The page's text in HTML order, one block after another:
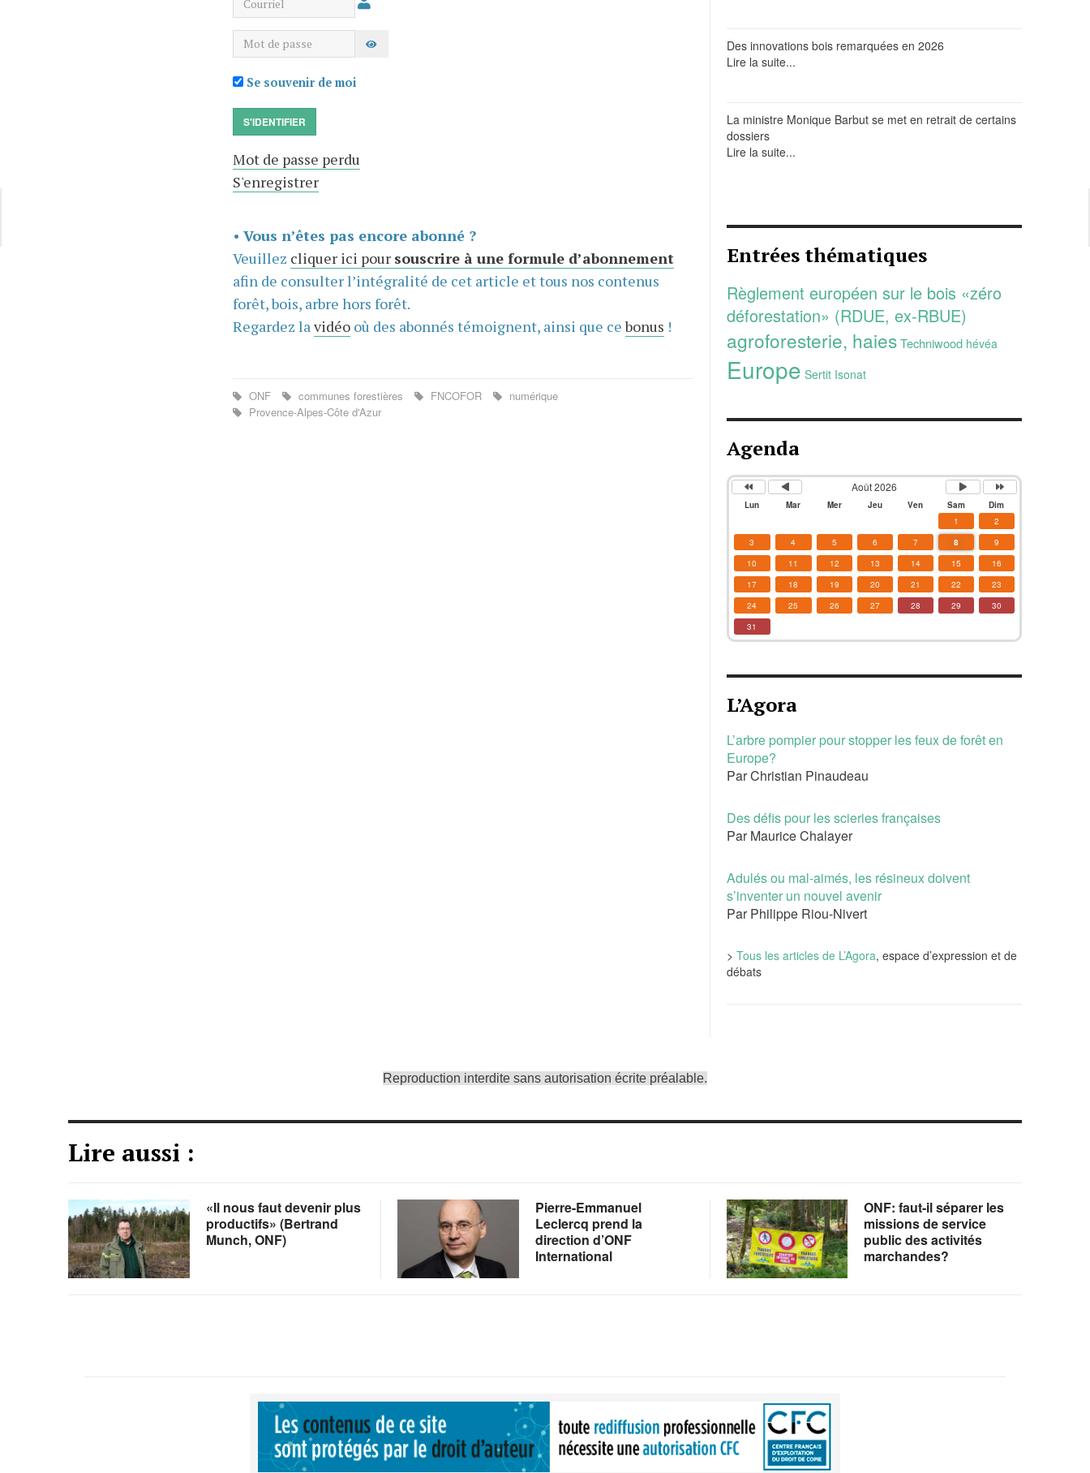
Mot de passe AFFICHER LE MOT DE PASSE
Se souvenir de moi
S'IDENTIFIER
Mot de passe perdu
S'enregistrer
• Vous n’êtes pas encore abonné ?
Veuillez cliquer ici pour souscrire à une formule d’abonnement
afin de consulter l’intégralité de cet article et tous nos contenus
forêt, bois, arbre hors forêt.
Regardez la vidéooù des abonnés témoignent, ainsi que cebonus !
ONF communes forestières FNCOFOR
numérique
Provence-Alpes-Côte d'Azur
Des innovations bois remarquées en 2026
Lire la suite...
La ministre Monique Barbut se met en retrait de certains
dossiers
Lire la suite...
Entrées thématiques
Règlement européen sur le bois «zéro
déforestation» (RDUE, ex-RBUE)
agroforesterie, haies Techniwood hévéa
Europe Sertit Isonat
Agenda
Août 2026
Lun Mar Mer Jeu Ven Sam
Dim
1
2
3
4 5 6 7 8
9
10
11 12 13 14 15
16
17
18 19 20 21 22
23
24
25 26 27 28 29
30
31
L’Agora
L’arbre pompier pour stopper les feux de forêt en
Europe?
Par Christian Pinaudeau
Des défis pour les scieries françaises
Par Maurice Chalayer
Adulés ou mal-aimés, les résineux doivent
s’inventer un nouvel avenir
Par Philippe Riou-Nivert
> Tous les articles de L’Agora, espace d’expression et de
débats
Reproduction interdite sans autorisation écrite préalable.
Lire aussi :
«Il nous faut devenir plus
productifs» (Bertrand
Munch, ONF)
Pierre-Emmanuel
Leclercq prend la
direction d’ONF
International
ONF: faut-il séparer les
missions de service
public des activités
marchandes?